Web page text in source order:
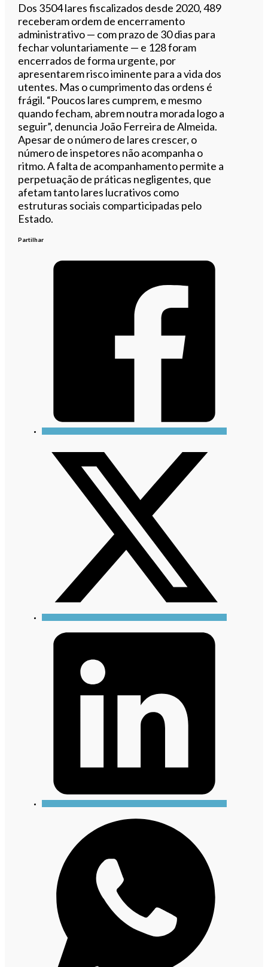
Dos 3504 lares fiscalizados desde 2020, 489
receberam ordem de encerramento
administrativo — com prazo de 30 dias para
fechar voluntariamente — e 128 foram
encerrados de forma urgente, por
apresentarem risco iminente para a vida dos
utentes. Mas o cumprimento das ordens é
frágil. “Poucos lares cumprem, e mesmo
quando fecham, abrem noutra morada logo a
seguir”, denuncia João Ferreira de Almeida.
Apesar de o número de lares crescer, o
número de inspetores não acompanha o
ritmo. A falta de acompanhamento permite a
perpetuação de práticas negligentes, que
afetam tanto lares lucrativos como
estruturas sociais comparticipadas pelo
Estado.
Partilhar